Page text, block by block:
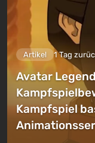
Artikel 1 Tag
Avatar
Kampfspiel